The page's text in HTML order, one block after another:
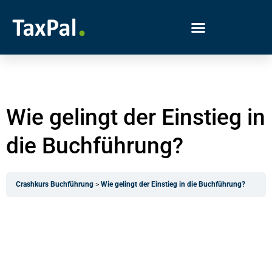
Wie gelingt der Einstieg in
die Buchführung?
Crashkurs Buchführung Wie gelingt der Einstieg in die Buchführung?